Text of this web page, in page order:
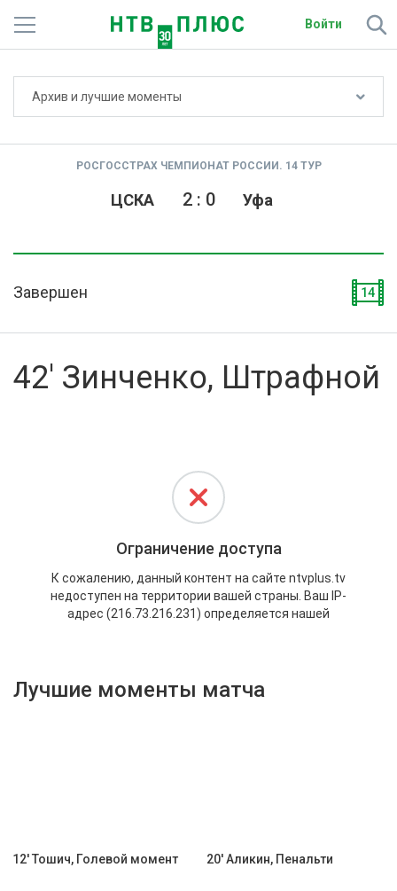
Войти
О сайте
Архив и лучшие моменты
РОСГОССТРАХ ЧЕМПИОНАТ РОССИИ. 14 ТУР
ЦСКА Уфа
2: 0
Завершен 14
42' Зинченко, Штрафной
Лучшие моменты матча
12' Тошич, Голевой момент 20' Аликин, Пенальти